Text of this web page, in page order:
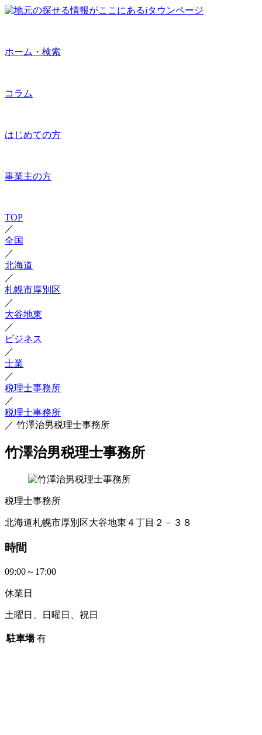
ホーム・検索
コラム
はじめての方
事業主の方
TOP
／
全国
／
北海道
／
札幌市厚別区
／
大谷地東
／
ビジネス
／
士業
／
税理士事務所
／
税理士事務所
／ 竹澤治男税理士事務所
竹澤治男税理士事務所
税理士事務所
北海道札幌市厚別区大谷地東４丁目２－３８
時間
09:00～17:00
休業日
土曜日、日曜日、祝日
駐車場 有